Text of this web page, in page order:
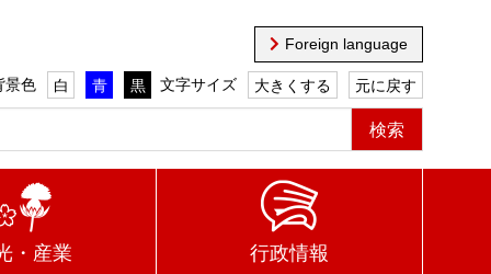
Foreign language
景色 白 青 黒 文字サイズ 大きくする 元に戻す
・産業 行政情報